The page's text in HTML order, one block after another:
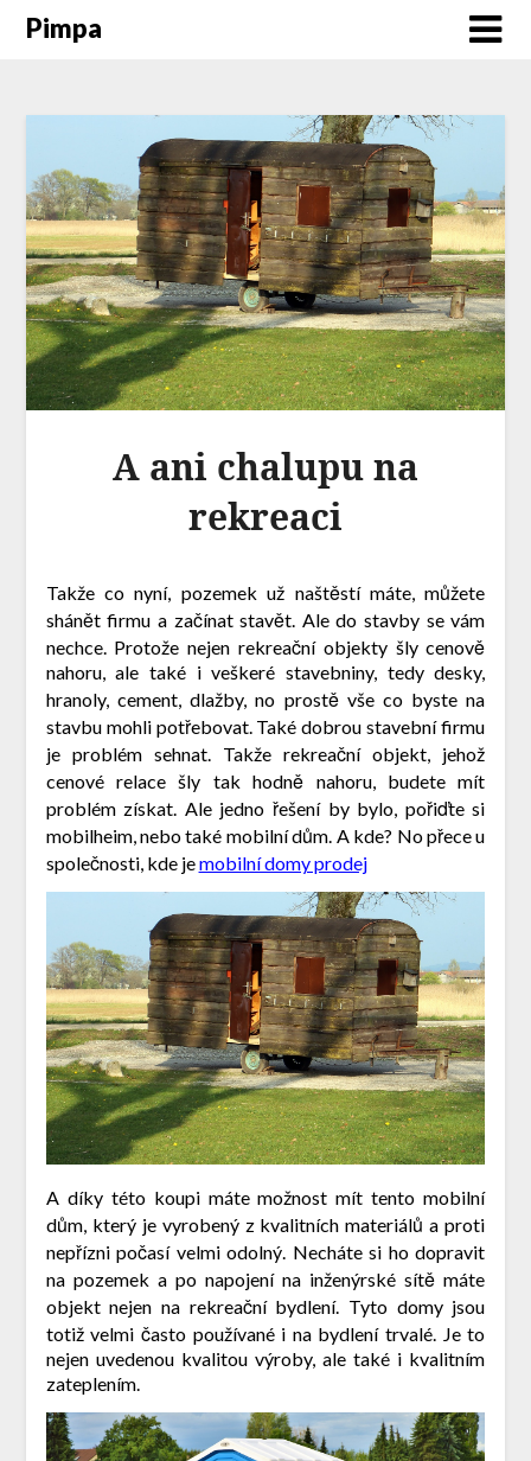
Pimpa
A ani chalupu na
rekreaci
Takže co nyní, pozemek už naštěstí máte, můžete
shánět firmu a začínat stavět. Ale do stavby se vám
nechce. Protože nejen rekreační objekty šly cenově
nahoru, ale také i veškeré stavebniny, tedy desky,
hranoly, cement, dlažby, no prostě vše co byste na
stavbu mohli potřebovat. Také dobrou stavební firmu
je problém sehnat. Takže rekreační objekt, jehož
cenové relace šly tak hodně nahoru, budete mít
problém získat. Ale jedno řešení by bylo, pořiďte si
mobilheim, nebo také mobilní dům. A kde? No přece u
společnosti, kde jemobilní domy prodej
A díky této koupi máte možnost mít tento mobilní
dům, který je vyrobený z kvalitních materiálů a proti
nepřízni počasí velmi odolný. Necháte si ho dopravit
na pozemek a po napojení na inženýrské sítě máte
objekt nejen na rekreační bydlení. Tyto domy jsou
totiž velmi často používané i na bydlení trvalé. Je to
nejen uvedenou kvalitou výroby, ale také i kvalitním
zateplením.